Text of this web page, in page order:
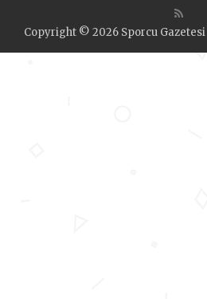
Copyright © 2026 Sporcu Gazetesi